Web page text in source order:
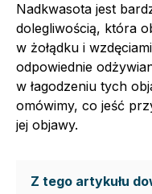
Nadkwasota jest
dolegliwością, która
w żołądku i
odpowiednie
w łagodzeniu tych
omówimy, co jeść
jej objawy.
Z tego artykułu